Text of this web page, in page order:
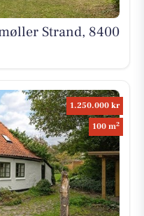
Strand, 8400
1.250.000 kr
100 m2